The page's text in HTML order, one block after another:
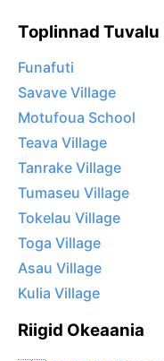
Toplinnad Tuvalu
Funafuti
Savave Village
Motufoua School
Teava Village
Tanrake Village
Tumaseu Village
Tokelau Village
Toga Village
Asau Village
Kulia Village
Riigid Okeaania